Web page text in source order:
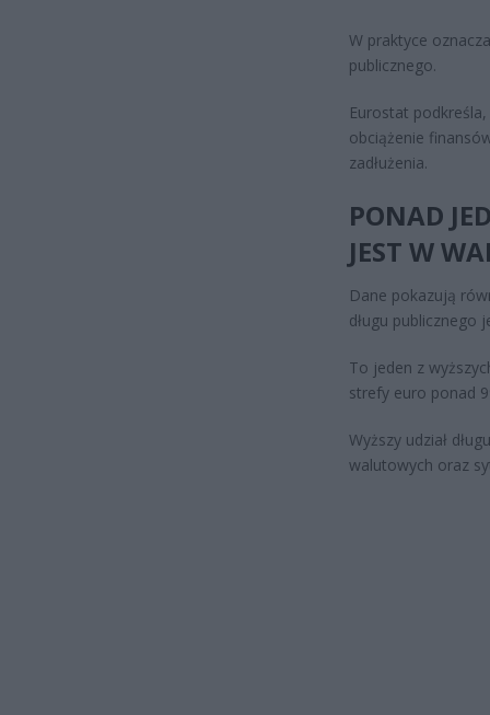
W praktyce
publicznego.
Eurostat
obciążenie
zadłużenia.
PONAD
JEST W
Dane pokazują
długu publicznego
To jeden z
strefy euro ponad
Wyższy udział
walutowych oraz